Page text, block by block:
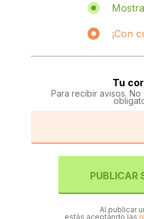
¡Con
Tu
Para recibir avisos.
PUBLICAR
Al publicar
estás aceptando las